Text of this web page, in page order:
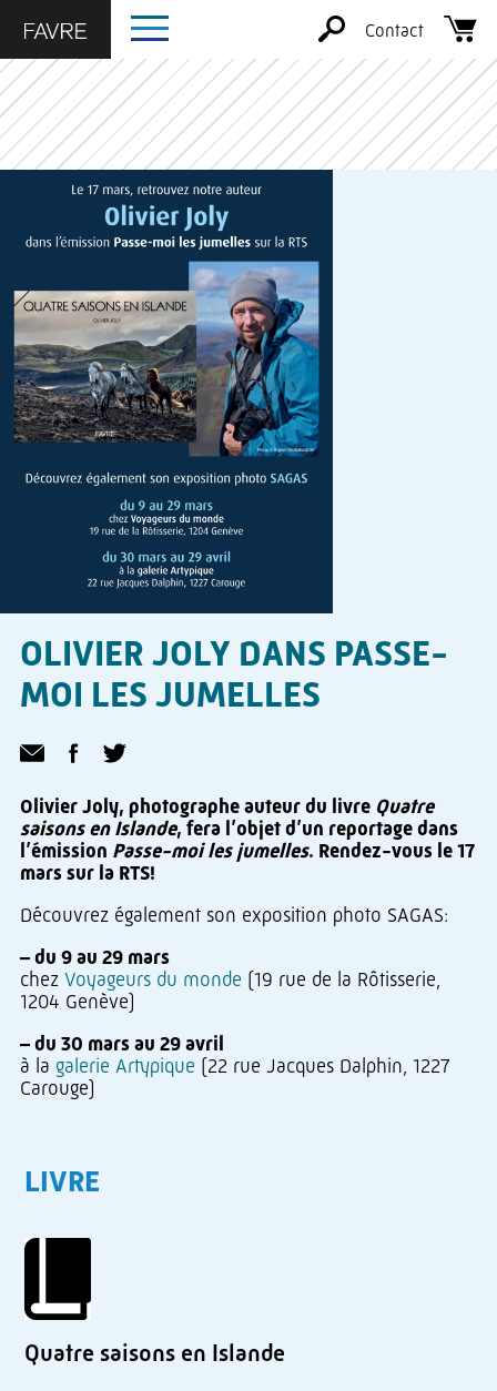
Contact
OLIVIER JOLY DANS PASSE-
MOI LES JUMELLES
Olivier Joly, photographe auteur du livre Quatre
saisons en Islande, fera l’objet d’un reportage dans
l’émission Passe-moi les jumelles. Rendez-vous le 17
mars sur la RTS!
Découvrez également son exposition photo SAGAS:
– du 9 au 29 mars
chez Voyageurs du monde (19 rue de la Rôtisserie,
1204 Genève)
– du 30 mars au 29 avril
à la galerie Artypique (22 rue Jacques Dalphin, 1227
Carouge)
LIVRE
Quatre saisons en Islande